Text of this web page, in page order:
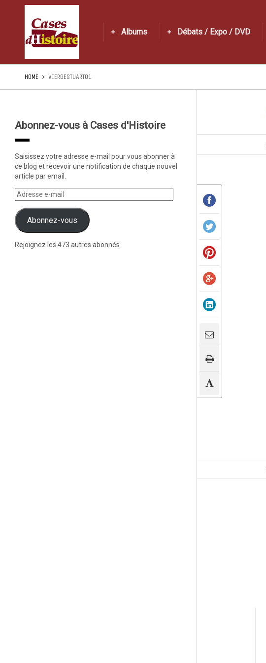
Albums Débats / Expo / DVD
HOME VIERGESTUART01
Abonnez-vous à Cases d'Histoire
Saisissez votre adresse e-mail pour vous abonner à
ce blog et recevoir une notification de chaque nouvel
article par email.
Abonnez-vous
Rejoignez les 473 autres abonnés